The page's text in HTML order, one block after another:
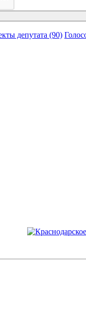
депутата (90)